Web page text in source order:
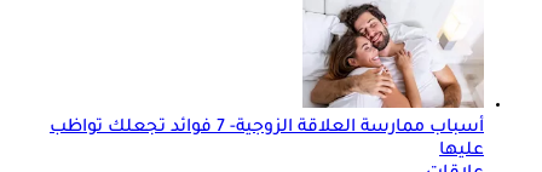
أسباب ممارسة العلاقة الزوجية- 7 فوائد تجعلك تواظب
عليها